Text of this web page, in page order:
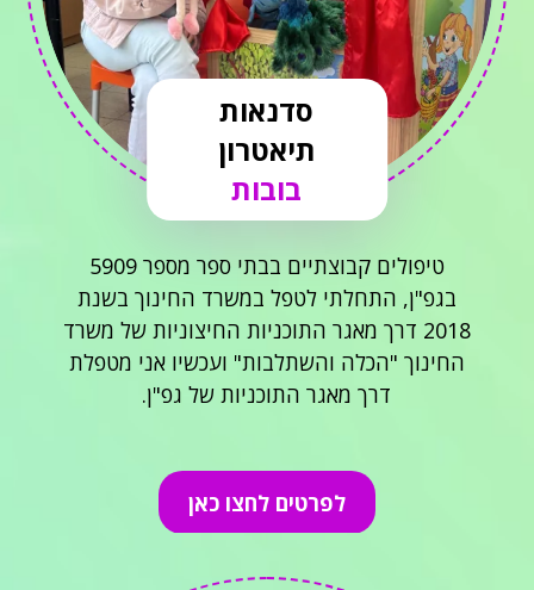
סדנאות
תיאטרון
בובות
טיפולים קבוצתיים בבתי ספר מספר 5909
בגפ"ן, התחלתי לטפל במשרד החינוך בשנת
2018 דרך מאגר התוכניות החיצוניות של משרד
החינוך "הכלה והשתלבות" ועכשיו אני מטפלת
דרך מאגר התוכניות של גפ"ן.
לפרטים לחצו כאן